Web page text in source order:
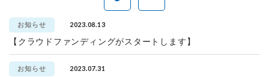
お知らせ 2023.08.13
【クラウドファンディングがスタートします】
お知らせ 2023.07.31